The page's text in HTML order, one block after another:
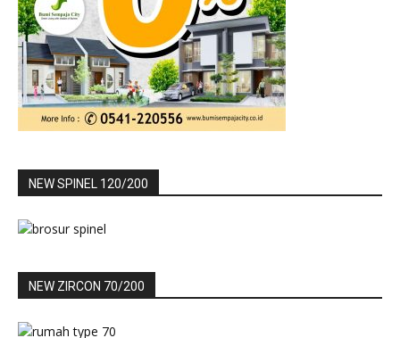
NEW SPINEL 120/200
NEW ZIRCON 70/200